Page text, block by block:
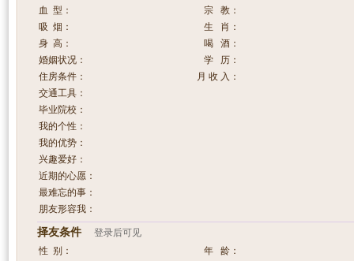
血 型：
宗 教：
吸 烟：
生 肖：
身 高：
喝 酒：
婚姻状况：
学 历：
住房条件：
月 收 入：
交通工具：
毕业院校：
我的个性：
我的优势：
兴趣爱好：
近期的心愿：
最难忘的事：
朋友形容我：
择友条件 登录后可见
性 别：
年 龄：